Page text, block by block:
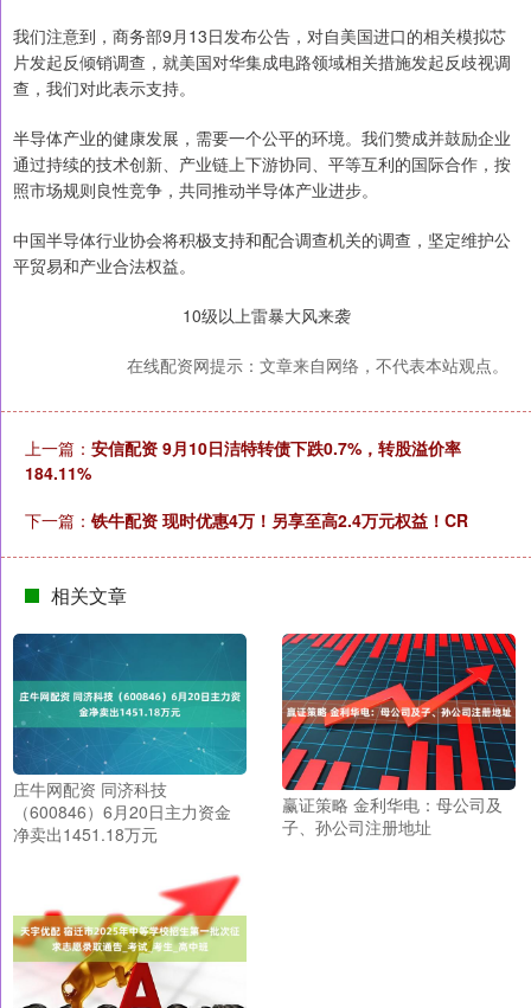
我们注意到，商务部9月13日发布公告，对自美国进口的相关模拟芯
片发起反倾销调查，就美国对华集成电路领域相关措施发起反歧视调
查，我们对此表示支持。
半导体产业的健康发展，需要一个公平的环境。我们赞成并鼓励企业
通过持续的技术创新、产业链上下游协同、平等互利的国际合作，按
照市场规则良性竞争，共同推动半导体产业进步。
中国半导体行业协会将积极支持和配合调查机关的调查，坚定维护公
平贸易和产业合法权益。
10级以上雷暴大风来袭
在线配资网提示：文章来自网络，不代表本站观点。
上一篇： 安信配资 9月10日洁特转债下跌0.7%，转股溢价率
184.11%
下一篇： 铁牛配资 现时优惠4万！另享至高2.4万元权益！CR
相关文章
庄牛网配资 同济科技
（600846）6月20日主力资金
净卖出1451.18万元
赢证策略 金利华电：母公司及
子、孙公司注册地址